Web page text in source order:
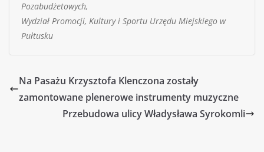
Pozabudżetowych,
Wydział Promocji, Kultury i Sportu Urzędu Miejskiego w
Pułtusku
Na Pasażu Krzysztofa Klenczona zostały
zamontowane plenerowe instrumenty muzyczne
Przebudowa ulicy Władysława Syrokomli